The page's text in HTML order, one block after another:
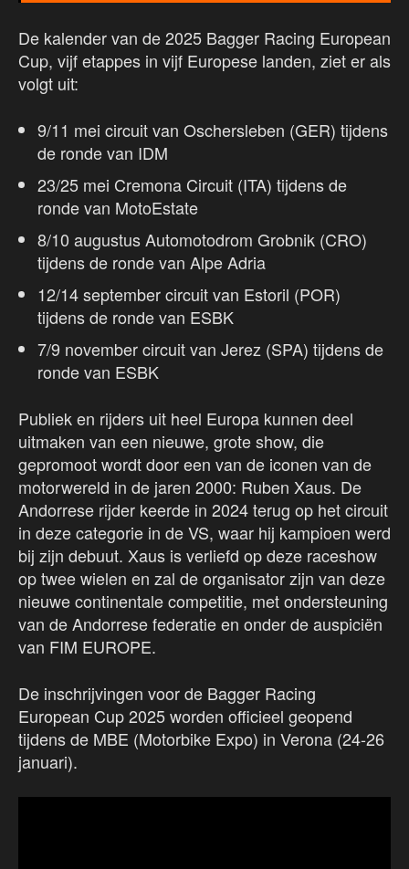
De kalender van de 2025 Bagger Racing European
Cup, vijf etappes in vijf Europese landen, ziet er als
volgt uit:
9/11 mei circuit van Oschersleben (GER) tijdens
de ronde van IDM
23/25 mei Cremona Circuit (ITA) tijdens de
ronde van MotoEstate
8/10 augustus Automotodrom Grobnik (CRO)
tijdens de ronde van Alpe Adria
12/14 september circuit van Estoril (POR)
tijdens de ronde van ESBK
7/9 november circuit van Jerez (SPA) tijdens de
ronde van ESBK
Publiek en rijders uit heel Europa kunnen deel
uitmaken van een nieuwe, grote show, die
gepromoot wordt door een van de iconen van de
motorwereld in de jaren 2000: Ruben Xaus. De
Andorrese rijder keerde in 2024 terug op het circuit
in deze categorie in de VS, waar hij kampioen werd
bij zijn debuut. Xaus is verliefd op deze raceshow
op twee wielen en zal de organisator zijn van deze
nieuwe continentale competitie, met ondersteuning
van de Andorrese federatie en onder de auspiciën
van FIM EUROPE.
De inschrijvingen voor de Bagger Racing
European Cup 2025 worden officieel geopend
tijdens de MBE (Motorbike Expo) in Verona (24-26
januari).